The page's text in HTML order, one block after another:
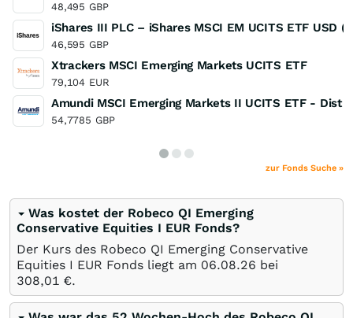
48,495 GBP
iShares III PLC – iShares MSCI EM UCITS ETF USD
46,595 GBP
Xtrackers MSCI Emerging Markets UCITS ETF
79,104 EUR
Amundi MSCI Emerging Markets II UCITS ETF - Dist
54,7785 GBP
zur Fonds Suche »
Was kostet der Robeco QI Emerging
Conservative Equities I EUR Fonds?
Der Kurs des Robeco QI Emerging Conservative
Equities I EUR Fonds liegt am 06.08.26 bei
308,01 €.